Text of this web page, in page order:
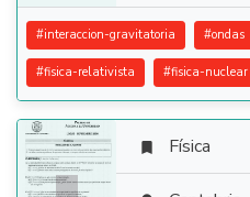
#interaccion-gravitatoria #ondas
#fisica-relativista #fisica-nuclear
 Física